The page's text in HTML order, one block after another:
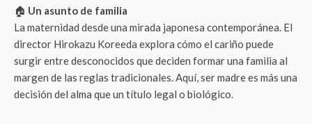
🏠 Un asunto de familia
La maternidad desde una mirada japonesa contemporánea. El
director Hirokazu Koreeda explora cómo el cariño puede
surgir entre desconocidos que deciden formar una familia al
margen de las reglas tradicionales. Aquí, ser madre es más una
decisión del alma que un título legal o biológico.